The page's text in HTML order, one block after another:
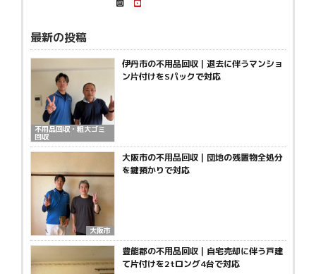
最新の投稿
不用品回収・粗大ゴミ
回収
伊丹市の不用品回収｜退去に伴うマンショ
ン片付けをSパックで対応
大阪市
大阪市の不用品回収｜団地の残置物全処分
を鍵預かりで対応
豊能郡の不用品回収｜自宅売却に伴う戸建
て片付けを2tロング4台で対応